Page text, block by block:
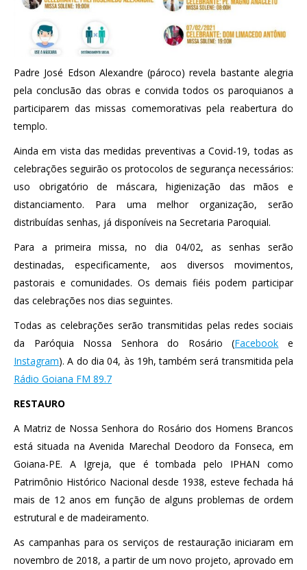
Padre José Edson Alexandre (pároco) revela bastante alegria
pela conclusão das obras e convida todos os paroquianos a
participarem das missas comemorativas pela reabertura do
templo.
Ainda em vista das medidas preventivas a Covid-19, todas as
celebrações seguirão os protocolos de segurança necessários:
uso obrigatório de máscara, higienização das mãos e
distanciamento. Para uma melhor organização, serão
distribuídas senhas, já disponíveis na Secretaria Paroquial.
Para a primeira missa, no dia 04/02, as senhas serão
destinadas, especificamente, aos diversos movimentos,
pastorais e comunidades. Os demais fiéis podem participar
das celebrações nos dias seguintes.
Todas as celebrações serão transmitidas pelas redes sociais
da Paróquia Nossa Senhora do Rosário (Facebook e
Instagram). A do dia 04, às 19h, também será transmitida pela
Rádio Goiana FM 89.7
RESTAURO
A Matriz de Nossa Senhora do Rosário dos Homens Brancos
está situada na Avenida Marechal Deodoro da Fonseca, em
Goiana-PE. A Igreja, que é tombada pelo IPHAN como
Patrimônio Histórico Nacional desde 1938, esteve fechada há
mais de 12 anos em função de alguns problemas de ordem
estrutural e de madeiramento.
As campanhas para os serviços de restauração iniciaram em
novembro de 2018, a partir de um novo projeto, aprovado em